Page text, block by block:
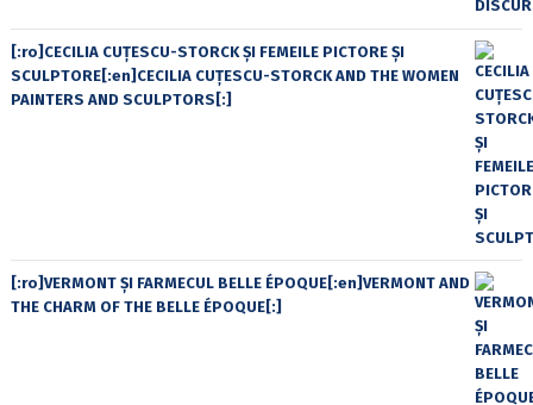
[:ro]CECILIA CUŢESCU-STORCK ŞI FEMEILE PICTORE ŞI
SCULPTORE[:en]CECILIA CUŢESCU-STORCK AND THE WOMEN
PAINTERS AND SCULPTORS[:]
[:ro]VERMONT ȘI FARMECUL BELLE ÉPOQUE[:en]VERMONT AND
THE CHARM OF THE BELLE ÉPOQUE[:]